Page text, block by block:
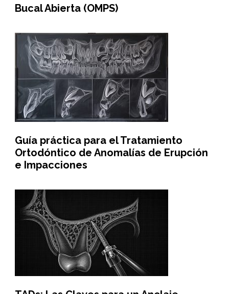
Bucal Abierta (OMPS)
Guía práctica para el Tratamiento
Ortodóntico de Anomalías de Erupción
e Impacciones